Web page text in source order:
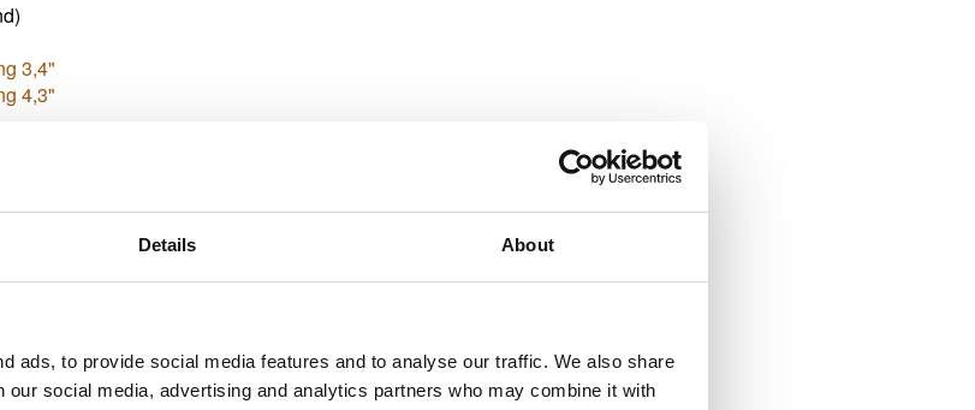
Details About
ads, to provide social media features and to analyse our traffic. We also share
our social media, advertising and analytics partners who may combine it with
3,4"
4,3"